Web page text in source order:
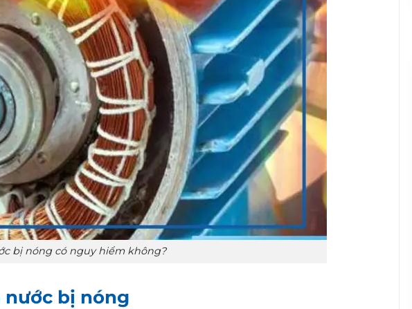
bị nóng có nguy hiểm không?
bị nóng